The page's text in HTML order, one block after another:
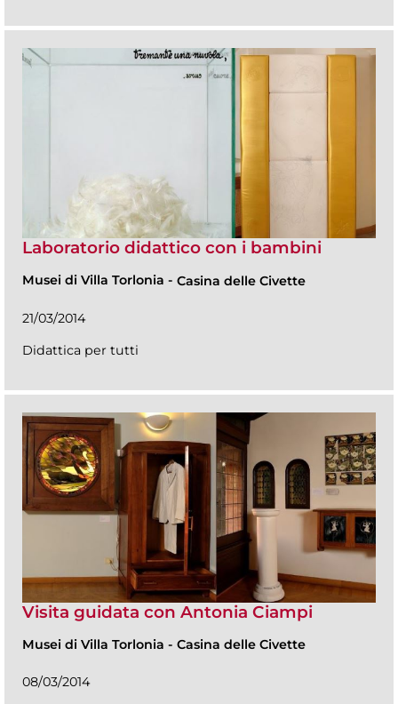
Laboratorio didattico con i bambini
Musei di Villa Torlonia - Casina delle Civette
21/03/2014
Didattica per tutti
Visita guidata con Antonia Ciampi
Musei di Villa Torlonia - Casina delle Civette
08/03/2014